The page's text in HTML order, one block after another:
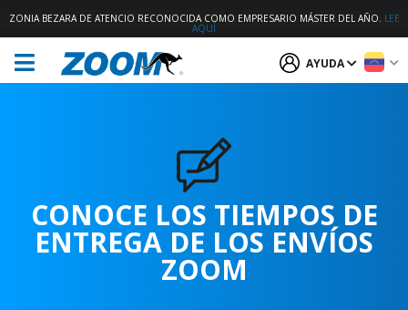
ZONIA BEZARA DE ATENCIO RECONOCIDA COMO EMPRESARIO MÁSTER DEL AÑO. LEE
AQUÍ
AYUDA
CONOCE LOS TIEMPOS DE
ENTREGA DE LOS ENVÍOS
ZOOM